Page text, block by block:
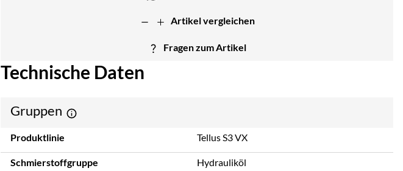
Artikel vergleichen
Fragen zum Artikel
Technische Daten
Gruppen
Produktlinie Tellus S3 VX
Schmierstoffgruppe Hydrauliköl